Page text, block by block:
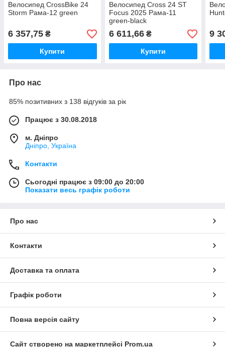
Велосипед CrossBike 24
Storm Рама-12 green
6 357,75 ₴
Купити
Велосипед Cross 24 ST
Focus 2025 Рама-11
green-black
6 611,66₴
Купити
9
Про нас
85% позитивних з 138 відгуків за рік
Працює з 30.08.2018
м. Дніпро
Дніпро, Україна
Контакти
Сьогодні працює з 09:00 до 20:00
Показати весь графік роботи
Про нас
Контакти
Доставка та оплата
Графік роботи
Повна версія сайту
Сайт створено на маркетплейсі Prom.ua